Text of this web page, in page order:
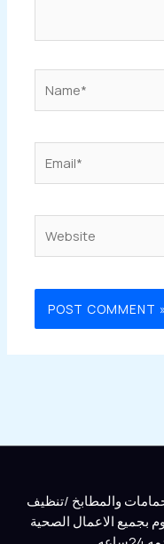
والمطابخ /تنظيف
الاعمال الصحية